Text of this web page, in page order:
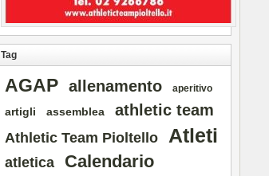
Tag
AGAP allenamento aperitivo
artigli assemblea athletic team
Athletic Team Pioltello Atleti
atletica Calendario